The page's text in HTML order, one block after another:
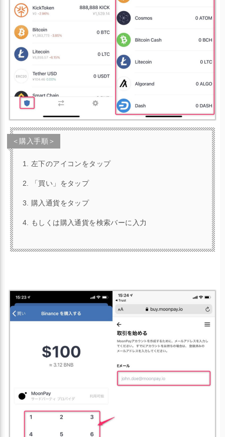
＜購入手順＞
左下のアイコンをタップ
「買い」をタップ
購入通貨をタップ
もしくは購入通貨を検索バーに入力